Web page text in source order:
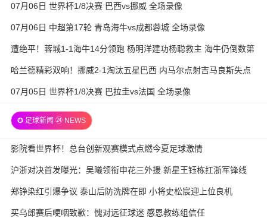
07月06日 世界杯1/8决赛 巴西vs挪威 全场录像
07月06日 中超第17轮 青岛海牛vs成都蓉城 全场录像
遭绝平！蓉城1-1海牛14分领跑 杨明洋建功杨聪救主 海牛仍倒数第
哈兰德精彩双响！挪威2-1淘汰五星巴西 内马尔点射吉马良斯失点
07月05日 世界杯1/8决赛 巴拉圭vs法国 全场录像
✪ 足球新闻 ㉔ NEWS
影院看世界杯！总台创新观赛模式点燃今夏足球激情
沪浙对决首发曝光：吴曦领衔申花三外援 新星王钰栋扛浙军锋线
郑铮染红引爆争议 泰山后防洗牌在即 小将史松宸迎上位良机
买乌郎赛后哽咽致歉：愧对远征球迷 感恩教练组信任